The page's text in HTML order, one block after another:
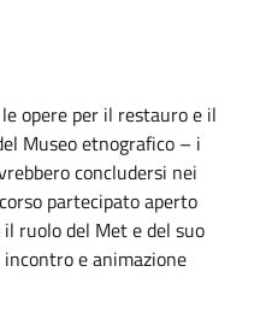
opere per il restauro e il
Museo etnografico – i
concludersi nei
partecipato aperto
ruolo del Met e del suo
e animazione